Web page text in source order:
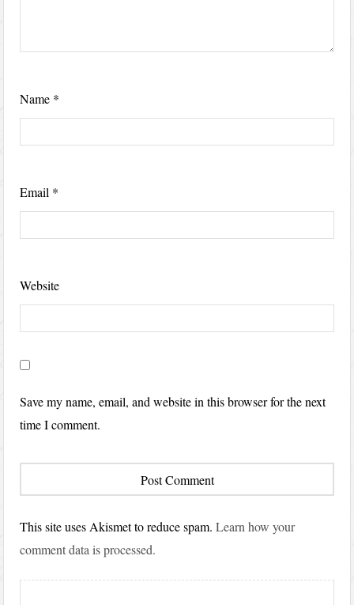
Name *
Email *
Website
Save my name, email, and website in this browser for the next
time I comment.
This site uses Akismet to reduce spam.Learn how your
comment data is processed.